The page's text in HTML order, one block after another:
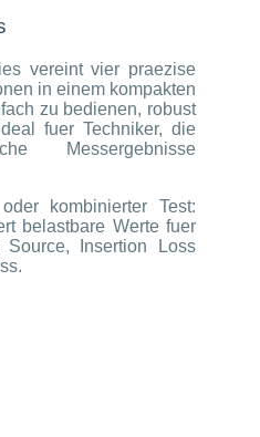
vereint vier praezise
in einem kompakten
zu bedienen, robust
fuer Techniker, die
Messergebnisse
kombinierter Test:
belastbare Werte fuer
Insertion Loss